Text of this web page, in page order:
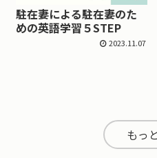
駐在妻による駐在妻のた
めの英語学習５STEP
2023.11.07
もっ